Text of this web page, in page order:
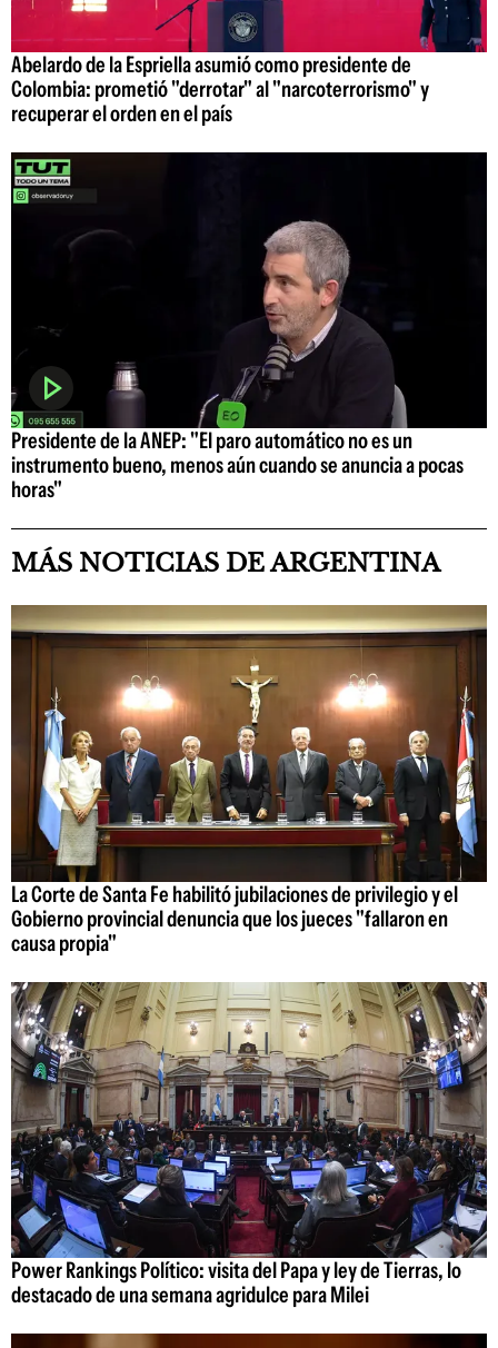
Abelardo de la Espriella asumió como presidente de
Colombia: prometió "derrotar" al "narcoterrorismo" y
recuperar el orden en el país
Presidente de la ANEP: "El paro automático no es un
instrumento bueno, menos aún cuando se anuncia a pocas
horas"
MÁS NOTICIAS DE ARGENTINA
La Corte de Santa Fe habilitó jubilaciones de privilegio y el
Gobierno provincial denuncia que los jueces "fallaron en
causa propia"
Power Rankings Político: visita del Papa y ley de Tierras, lo
destacado de una semana agridulce para Milei